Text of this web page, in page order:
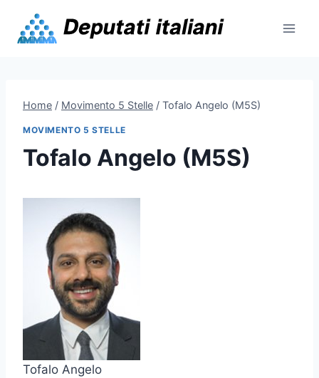
content
Home / Movimento 5 Stelle / Tofalo Angelo (M5S)
MOVIMENTO 5 STELLE
Tofalo Angelo (M5S)
Tofalo Angelo